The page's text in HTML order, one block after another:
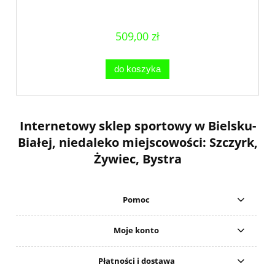
509,00 zł
do koszyka
Internetowy sklep sportowy w Bielsku-
Białej, niedaleko miejscowości: Szczyrk,
Żywiec, Bystra
Pomoc
Moje konto
Płatności i dostawa